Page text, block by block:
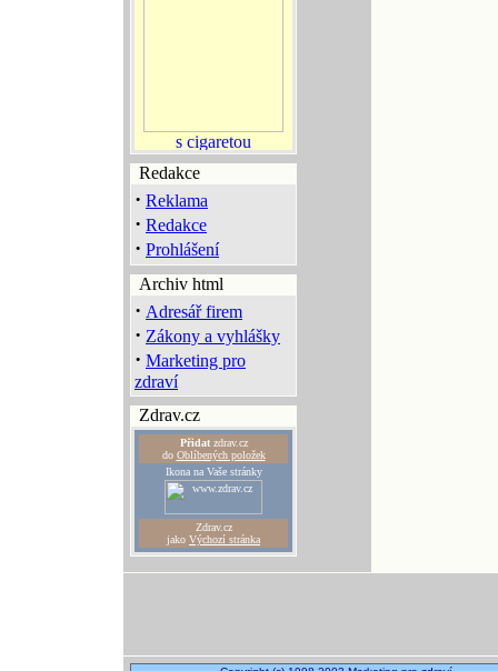
Redakce
· Reklama
· Redakce
· Prohlášení
Archiv html
· Adresář firem
· Zákony a vyhlášky
· Marketing pro
zdraví
Zdrav.cz
Přidatzdrav.cz
do Oblíbených položek
Ikona na Vaše stránky
Zdrav.cz
jako Výchozí stránka